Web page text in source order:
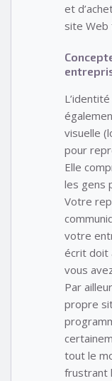
et
site Web
visuelle
pour
Elle
les gens
Votre
votre
écrit doit
vous
Par
propre
tout le
frustrant